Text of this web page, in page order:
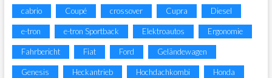
cabrio Coupé crossover Cupra Diesel
e-tron e-tron Sportback Elektroautos Ergonomie
Fahrbericht Fiat Ford Geländewagen
Genesis Heckantrieb Hochdachkombi Honda